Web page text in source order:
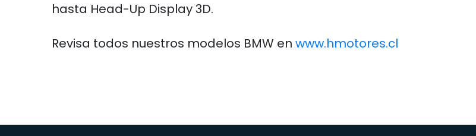
hasta Head-Up Display 3D.
Revisa todos nuestros modelos BMW en www.hmotores.cl